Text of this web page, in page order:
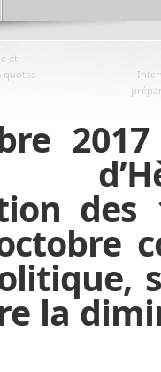
et
quotas
la